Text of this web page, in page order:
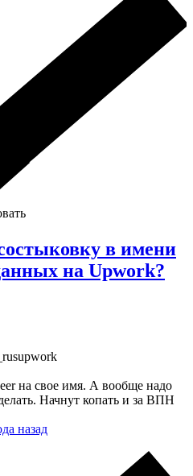
в имени
на Upwork?
на свое имя. А вообще надо
Начнут копать и за ВПН
назад